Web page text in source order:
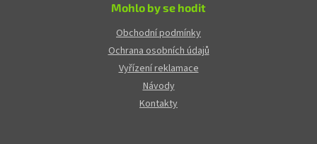
Mohlo by se hodit
Obchodní podmínky
Ochrana osobních údajů
Vyřízení reklamace
Návody
Kontakty